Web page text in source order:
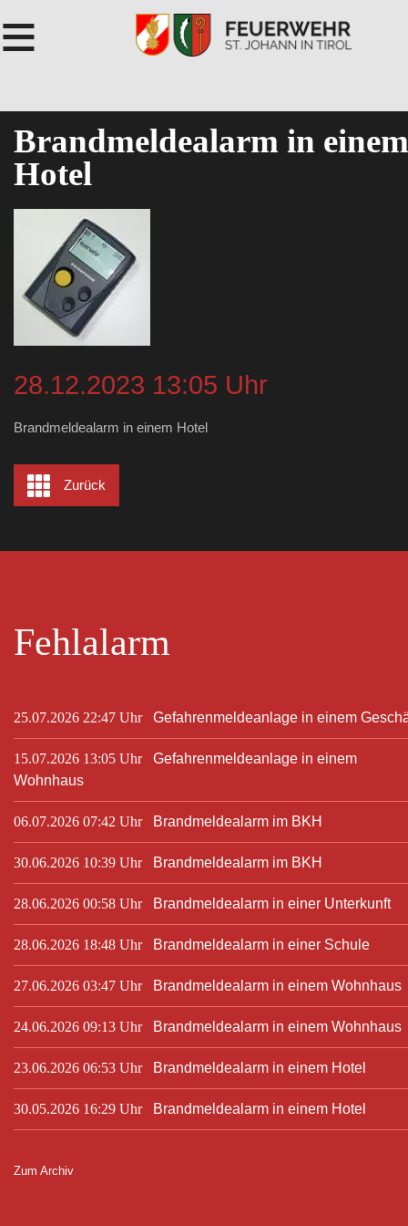
≡
Brandmeldealarm in einem
Hotel
28.12.2023 13:05 Uhr
Brandmeldealarm in einem Hotel
Zurück
Fehlalarm
25.07.2026 22:47 Uhr Gefahrenmeldeanlage in einem
15.07.2026 13:05 Uhr
Gefahrenmeldeanlage in einem
Wohnhaus
06.07.2026 07:42 Uhr Brandmeldealarm im BKH
30.06.2026 10:39 Uhr Brandmeldealarm im BKH
28.06.2026 00:58 Uhr Brandmeldealarm in einer Unterkunft
28.06.2026 18:48 Uhr Brandmeldealarm in einer Schule
27.06.2026 03:47 Uhr Brandmeldealarm in einem Wohnhaus
24.06.2026 09:13 Uhr Brandmeldealarm in einem Wohnhaus
23.06.2026 06:53 Uhr Brandmeldealarm in einem Hotel
30.05.2026 16:29 Uhr Brandmeldealarm in einem Hotel
Zum Archiv